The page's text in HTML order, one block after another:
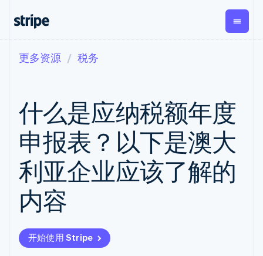
支付
在线支付
Payment links
无代码支付
Checkout
预构建支付界
面
Elements
灵活的 UI 组件
Payment
methods
付方式
Terminal
经常性收入
Metronome
按用量计费
Subscriptions
订阅管理
Invoicing
一次性或定期
Revenue
Recognition
Global
Payouts
向第三
方打款
Crypto
钱包、
稳定币
按企业阶段
按应用场景
智能体商务
加密货币
应用内支付
交易市场
资金管理
文档
库与 SDK
Stripe Apps
指南
提供按用量计费
发行稳定币支持的支付卡
通过智能体配置和管理服
学习
指南
支持
获取支持
托管支持方案
公司
更多资源 税务
什么是应纳税额年度
申报表？以下是澳大
利亚企业应该了解的
内容
开始使用 Stripe